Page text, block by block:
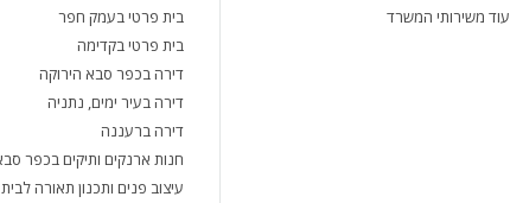
בית פרטי בעמק חפר
בית פרטי בקדימה
דירה בכפר סבא הירוקה
דירה בעיר ימים, נתניה
דירה ברעננה
חנות ארנקים ותיקים בכפר
עיצוב פנים ותכנון תאורה
עוד משירותי המשרד